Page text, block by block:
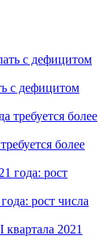
с дефицитом
более
рост числа